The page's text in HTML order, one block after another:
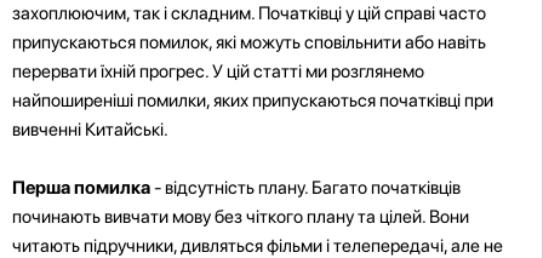
захоплюючим, так і складним. Початківці у цій справі часто
припускаються помилок, які можуть сповільнити або навіть
перервати їхній прогрес. У цій статті ми розглянемо
найпоширеніші помилки, яких припускаються початківці при
вивченні Китайські.
Перша помилка- відсутність плану. Багато початківців
починають вивчати мову без чіткого плану та цілей. Вони
читають підручники, дивляться фільми і телепередачі, але не